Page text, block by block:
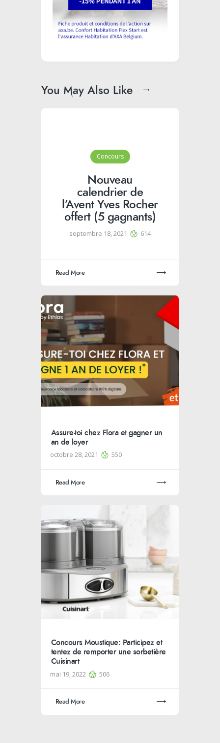
You May Also Like
Concours
Nouveau
calendrier de
l’Avent Yves Rocher
offert (5 gagnants)
septembre 18, 2021 614
Read More
Assure-toi chez Flora et gagner un
an de loyer
octobre 28, 2021 550
Read More
Concours Moustique: Participez et
tentez de remporter une sorbetière
Cuisinart
mai 19, 2022 506
Read More